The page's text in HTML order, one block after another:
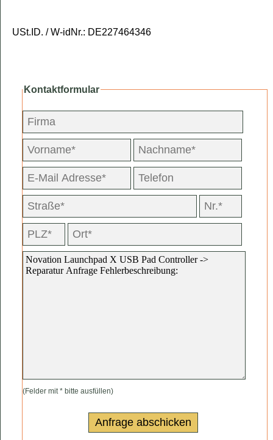
USt.ID. / W-idNr.: DE227464346
Kontaktformular
(Felder mit * bitte ausfüllen)